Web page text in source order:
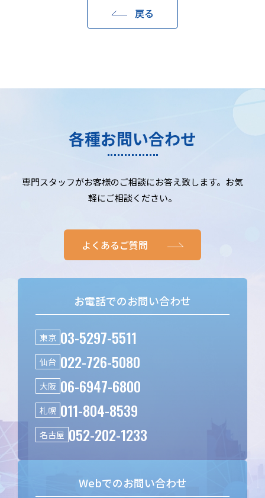
戻る
各種お問い合わせ
専門スタッフがお客様のご相談にお答え致します。お気
軽にご相談ください。
よくあるご質問
お電話でのお問い合わせ
東京 03-5297-5511
仙台 022-726-5080
大阪 06-6947-6800
札幌 011-804-8539
名古屋 052-202-1233
Webでのお問い合わせ